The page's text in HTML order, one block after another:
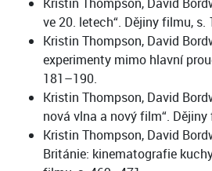
ve 20. letech“. Dějiny filmu, s.
Kristin Thompson, David
experimenty mimo hlavní
181–190.
Kristin Thompson, David
nová vlna a nový film“.
Kristin Thompson, David
Británie: kinematografie